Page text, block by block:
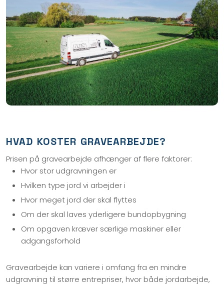
HVAD KOSTER GRAVEARBEJDE?
Prisen på gravearbejde afhænger af flere faktorer:
Hvor stor udgravningen er
Hvilken type jord vi arbejder i
Hvor meget jord der skal flyttes
Om der skal laves yderligere bundopbygning
Om opgaven kræver særlige maskiner eller
adgangsforhold
Gravearbejde kan variere i omfang fra en mindre
udgravning til større entrepriser, hvor både jordarbejde,